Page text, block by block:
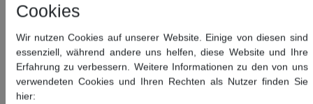
* inkl. ges. MwSt. zzgl.
Beschreibung
Weitere Details
Cookies
Wir nutzen Cookies auf unserer Website. Einige von diesen sind
essenziell, während andere uns helfen, diese Website und Ihre
Erfahrung zu verbessern. Weitere Informationen zu den von uns
verwendeten Cookies und Ihren Rechten als Nutzer finden Sie
hier: